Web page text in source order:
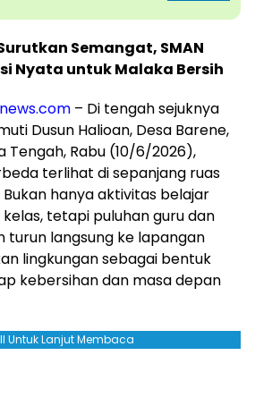
Semangat, SMAN
Nyata untuk Malaka Bersih
– Di tengah sejuknya
Dusun Halioan, Desa Barene,
Tengah, Rabu (10/6/2026),
terlihat di sepanjang ruas
Bukan hanya aktivitas belajar
tetapi puluhan guru dan
turun langsung ke lapangan
lingkungan sebagai bentuk
kebersihan dan masa depan
Untuk Lanjut Membaca